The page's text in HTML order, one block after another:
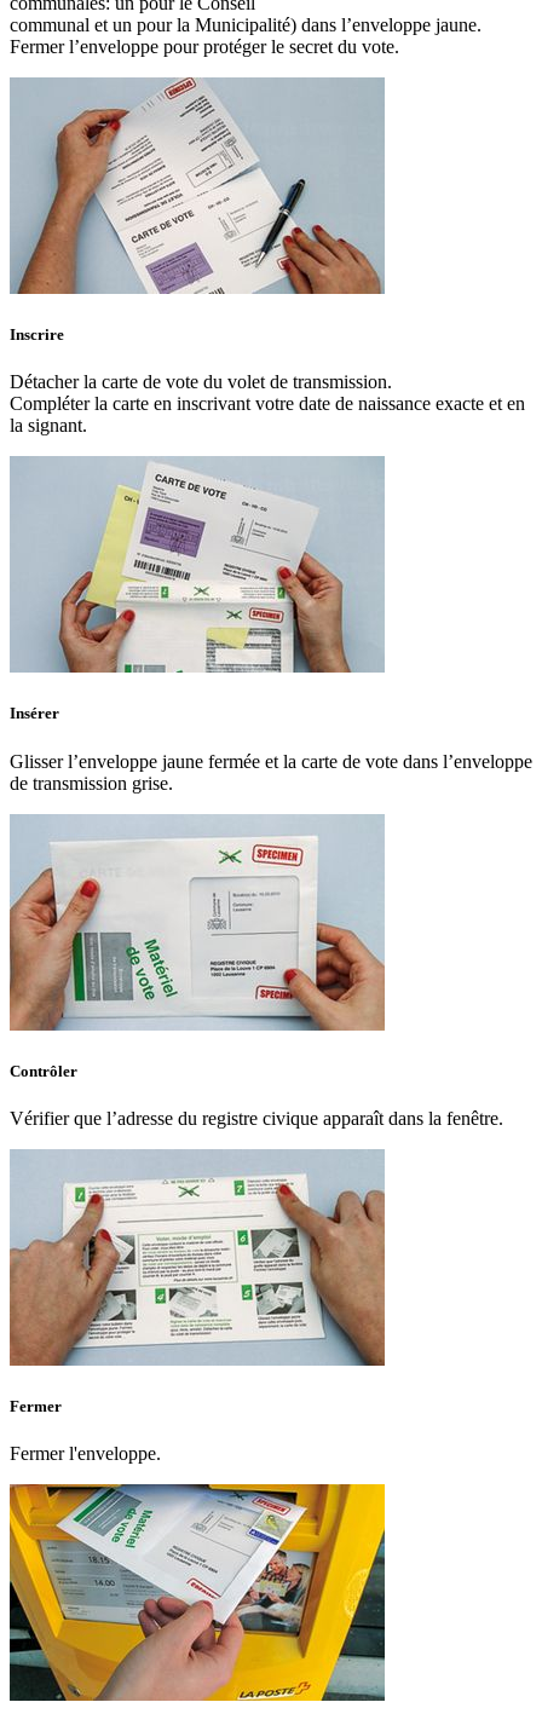
communal et un pour la Municipalité) dans l’enveloppe jaune.
Fermer l’enveloppe pour protéger le secret du vote.
Inscrire
Détacher la carte de vote du volet de transmission.
Compléter la carte en inscrivant votre date de naissance exacte et en
la signant.
Insérer
Glisser l’enveloppe jaune fermée et la carte de vote dans l’enveloppe
de transmission grise.
Contrôler
Vérifier que l’adresse du registre civique apparaît dans la fenêtre.
Fermer
Fermer l'enveloppe.